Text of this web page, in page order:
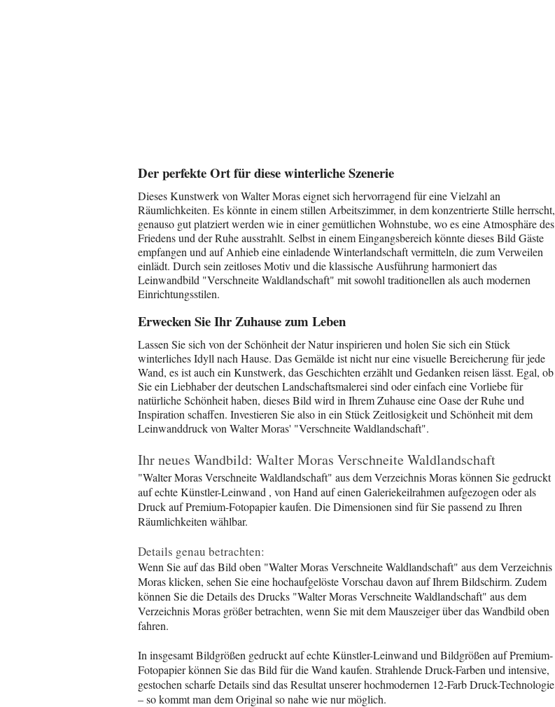
Der perfekte Ort für diese winterliche Szenerie
Dieses Kunstwerk von Walter Moras eignet sich hervorragend für eine Vielzahl an
Räumlichkeiten. Es könnte in einem stillen Arbeitszimmer, in dem konzentrierte Stille herrscht,
genauso gut platziert werden wie in einer gemütlichen Wohnstube, wo es eine Atmosphäre des
Friedens und der Ruhe ausstrahlt. Selbst in einem Eingangsbereich könnte dieses Bild Gäste
empfangen und auf Anhieb eine einladende Winterlandschaft vermitteln, die zum Verweilen
einlädt. Durch sein zeitloses Motiv und die klassische Ausführung harmoniert das
Leinwandbild "Verschneite Waldlandschaft" mit sowohl traditionellen als auch modernen
Einrichtungsstilen.
Erwecken Sie Ihr Zuhause zum Leben
Lassen Sie sich von der Schönheit der Natur inspirieren und holen Sie sich ein Stück
winterliches Idyll nach Hause. Das Gemälde ist nicht nur eine visuelle Bereicherung für jede
Wand, es ist auch ein Kunstwerk, das Geschichten erzählt und Gedanken reisen lässt. Egal, ob
Sie ein Liebhaber der deutschen Landschaftsmalerei sind oder einfach eine Vorliebe für
natürliche Schönheit haben, dieses Bild wird in Ihrem Zuhause eine Oase der Ruhe und
Inspiration schaffen. Investieren Sie also in ein Stück Zeitlosigkeit und Schönheit mit dem
Leinwanddruck von Walter Moras' "Verschneite Waldlandschaft".
Ihr neues Wandbild: Walter Moras Verschneite Waldlandschaft
"Walter Moras Verschneite Waldlandschaft" aus dem Verzeichnis Moras können Sie gedruckt
auf echte Künstler-Leinwand , von Hand auf einen Galeriekeilrahmen aufgezogen oder als
Druck auf Premium-Fotopapier kaufen. Die Dimensionen sind für Sie passend zu Ihren
Räumlichkeiten wählbar.
Details genau betrachten:
Wenn Sie auf das Bild oben "Walter Moras Verschneite Waldlandschaft" aus dem Verzeichnis
Moras klicken, sehen Sie eine hochaufgelöste Vorschau davon auf Ihrem Bildschirm. Zudem
können Sie die Details des Drucks "Walter Moras Verschneite Waldlandschaft" aus dem
Verzeichnis Moras größer betrachten, wenn Sie mit dem Mauszeiger über das Wandbild oben
fahren.
In insgesamt Bildgrößen gedruckt auf echte Künstler-Leinwand und Bildgrößen auf Premium-
Fotopapier können Sie das Bild für die Wand kaufen. Strahlende Druck-Farben und intensive,
gestochen scharfe Details sind das Resultat unserer hochmodernen 12-Farb Druck-Technologie
– so kommt man dem Original so nahe wie nur möglich.